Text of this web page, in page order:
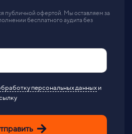
публичной офертой. Мы оставляем за
бесплатного аудита без
персональных данных и